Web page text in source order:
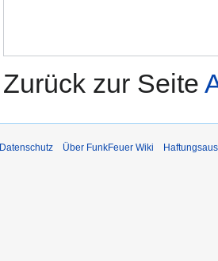
Zurück zur Seite
Datenschutz Über FunkFeuer Wiki